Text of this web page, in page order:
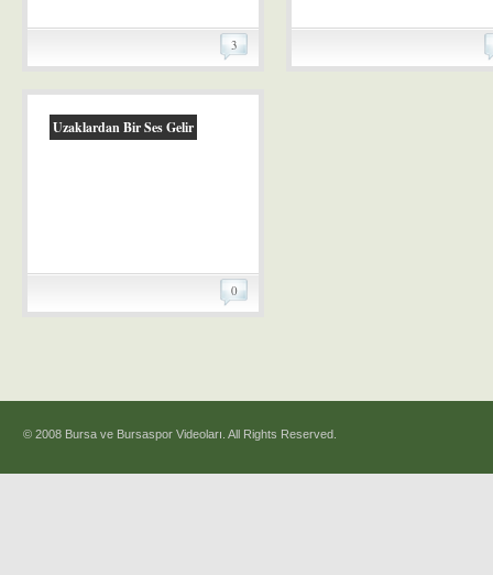
3
Uzaklardan Bir Ses Gelir
0
© 2008 Bursa ve Bursaspor Videoları. All Rights Reserved.